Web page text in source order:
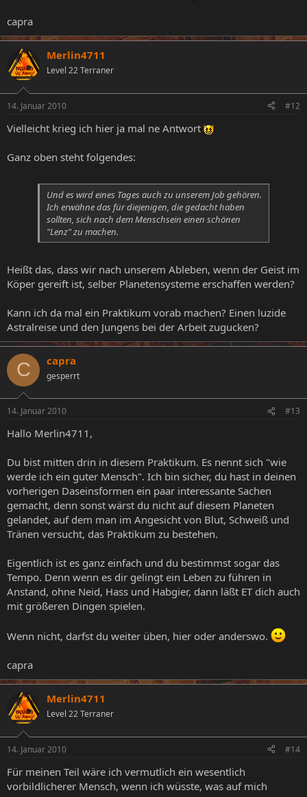
capra
Merlin4711
Level 22 Terraner
14. Januar 2010 #12
Vielleicht krieg ich hier ja mal ne Antwort
Ganz oben steht folgendes:
Und es wird eines Tages auch zu unserem Job gehören.
Ich erwähne das für diejenigen, die gedacht haben
sollten, sich nach dem Menschsein einen schönen
"Lenz" zu machen.
Heißt das, dass wir nach unserem Ableben, wenn der Geist im
Köper gereift ist, selber Planetensysteme erschaffen werden?
Kann ich da mal ein Praktikum vorab machen? Einen luzide
Astralreise und den Jungens bei der Arbeit zugucken?
C capra
gesperrt
14. Januar 2010 #13
Hallo Merlin4711,
Du bist mitten drin in diesem Praktikum. Es nennt sich "wie
werde ich ein guter Mensch". Ich bin sicher, du hast in deinen
vorherigen Daseinsformen ein paar interessante Sachen
gemacht, denn sonst wärst du nicht auf diesem Planeten
gelandet, auf dem man im Angesicht von Blut, Schweiß und
Tränen versucht, das Praktikum zu bestehen.
Eigentlich ist es ganz einfach und du bestimmst sogar das
Tempo. Denn wenn es dir gelingt ein Leben zu führen in
Anstand, ohne Neid, Hass und Habgier, dann läßt ET dich auch
mit größeren Dingen spielen.
Wenn nicht, darfst du weiter üben, hier oder anderswo.
capra
Merlin4711
Level 22 Terraner
14. Januar 2010 #14
Für meinen Teil wäre ich vermutlich ein wesentlich
vorbildlicherer Mensch, wenn ich wüsste, was auf mich